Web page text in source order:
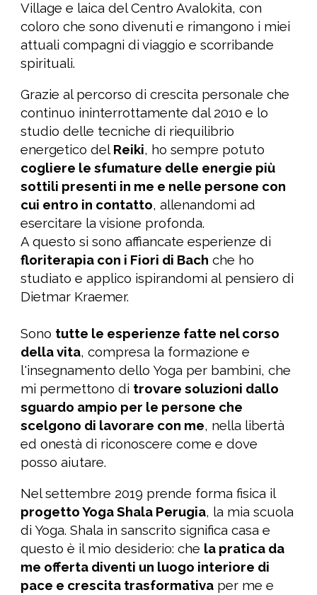
Village e laica del Centro Avalokita, con
coloro che sono divenuti e rimangono i miei
attuali compagni di viaggio e scorribande
spirituali.
Grazie al percorso di crescita personale che
continuo ininterrottamente dal 2010 e lo
studio delle tecniche di riequilibrio
energetico del Reiki, ho sempre potuto
cogliere le sfumature delle energie più
sottili presenti in me e nelle persone con
cui entro in contatto, allenandomiad
esercitare la visione profonda.
A questo si sono affiancate esperienze di
floriterapia con i Fiori di Bach che ho
studiato e applico ispirandomi al pensiero di
Dietmar Kraemer.
Sono tutte le esperienze fatte nel corso
della vita, compresa la formazione e
l'insegnamento dello Yoga per bambini, che
mi permettono di trovare soluzioni dallo
sguardo ampio per le persone che
scelgono di lavorare con me, nella libertà
ed onestà di riconoscerecome edove
posso aiutare.
Nel settembre 2019 prende forma fisica il
progetto Yoga Shala Perugia, la mia scuola
di Yoga. Shala in sanscrito significa casa e
questo è il mio desiderio: che la pratica da
me offerta diventi un luogo interiore di
pace e crescita trasformativa per me e